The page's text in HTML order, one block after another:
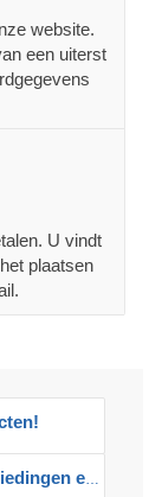
website.
een uiterst
U vindt
plaatsen
en advies